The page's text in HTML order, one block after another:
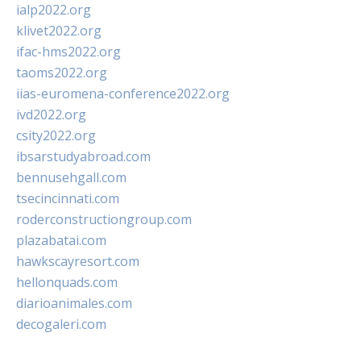
ialp2022.org
klivet2022.org
ifac-hms2022.org
taoms2022.org
iias-euromena-conference2022.org
ivd2022.org
csity2022.org
ibsarstudyabroad.com
bennusehgall.com
tsecincinnati.com
roderconstructiongroup.com
plazabatai.com
hawkscayresort.com
hellonquads.com
diarioanimales.com
decogaleri.com